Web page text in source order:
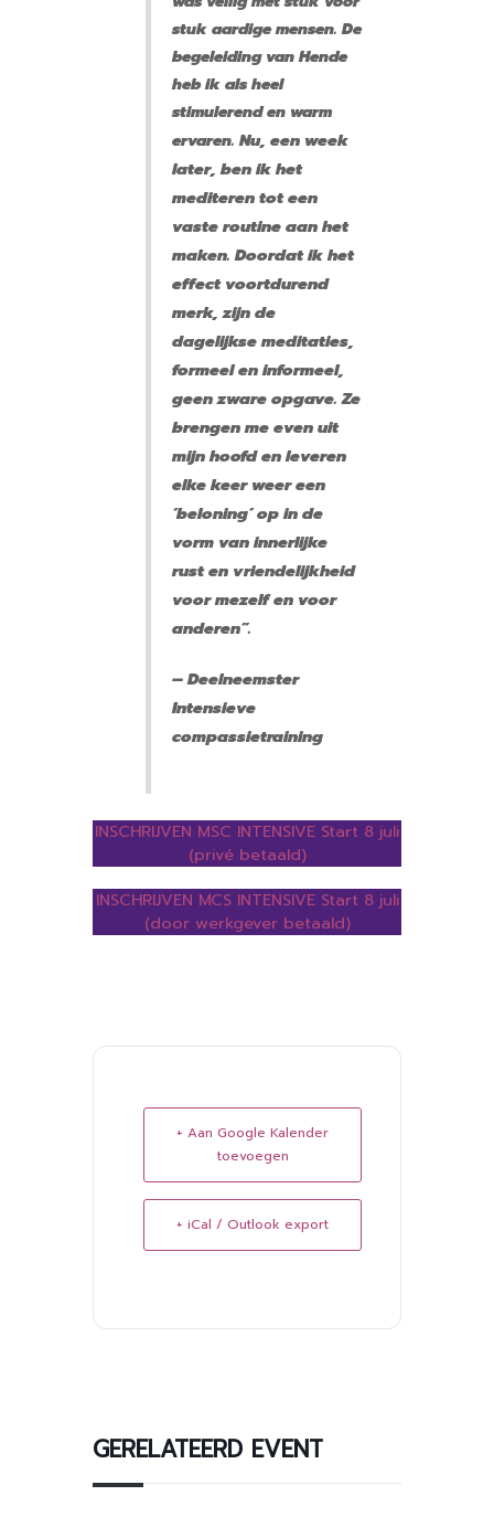
stuk aardige mensen. De
begeleiding van Hende
heb ik als heel
stimulerend en warm
ervaren.Nu, een week
later, ben ik het
mediteren tot een
vaste routine aan het
maken. Doordat ik het
effect voortdurend
merk, zijn de
dagelijkse meditaties,
formeel en informeel,
geen zware opgave. Ze
brengen me even uit
mijn hoofd en leveren
elke keer weer een
‘beloning’ op in de
vorm van innerlijke
rust en vriendelijkheid
voor mezelf en voor
anderen”.
– Deelneemster
Intensieve
compassietraining
INSCHRIJVEN MSC INTENSIVE Start 8 juli
(privé betaald)
INSCHRIJVEN MCS INTENSIVE Start 8 juli
(door werkgever betaald)
+ Aan Google Kalender
toevoegen
+ iCal / Outlook export
GERELATEERD EVENT